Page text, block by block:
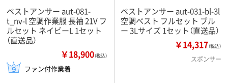
ベストアンサー aut-081-
t_nv-l 空調作業服 長袖 21V フ
ルセット ネイビーL 1セット
（直送品）
￥18,900（税込）
ファン付作業着
ベストアンサー aut-031-bl-3l
空調ベスト フルセット ブル
ー 3Lサイズ 1セット（直送品）
￥14,317（税込）
スポンサー